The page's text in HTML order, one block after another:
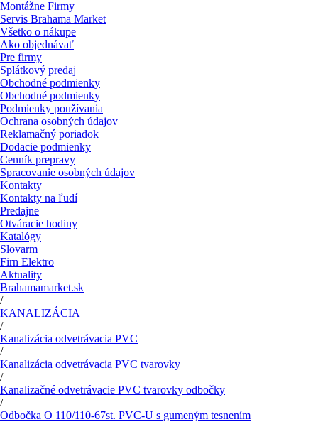
Montážne Firmy
Servis Brahama Market
Všetko o nákupe
Ako objednávať
Pre firmy
Splátkový predaj
Obchodné podmienky
Obchodné podmienky
Podmienky používania
Ochrana osobných údajov
Reklamačný poriadok
Dodacie podmienky
Cenník prepravy
Spracovanie osobných údajov
Kontakty
Kontakty na ľudí
Predajne
Otváracie hodiny
Katalógy
Slovarm
Firn Elektro
Aktuality
Brahamamarket.sk
/
KANALIZÁCIA
/
Kanalizácia odvetrávacia PVC
/
Kanalizácia odvetrávacia PVC tvarovky
/
Kanalizačné odvetrávacie PVC tvarovky odbočky
/
Odbočka O 110/110-67st. PVC-U s gumeným tesnením